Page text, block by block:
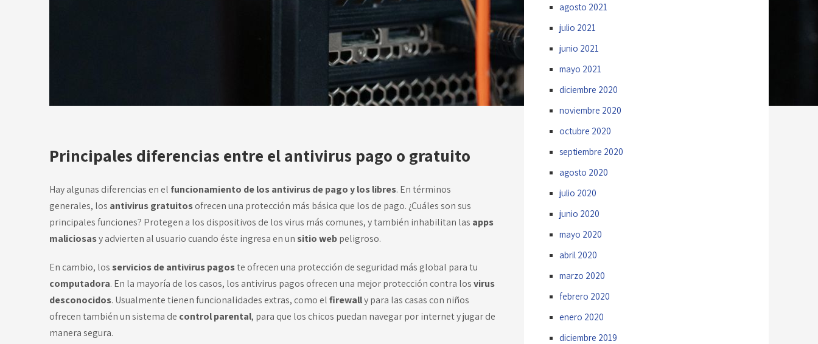
Principales diferencias entre el antivirus pago o gratuito
Hay algunas diferencias en el funcionamiento de los antivirus de pago y los libres. En términos
generales, los antivirus gratuitosofrecen una protección más básica que los de pago. ¿Cuáles son sus
principales funciones? Protegen a los dispositivos de los virus más comunes, y también inhabilitan las apps
maliciosasy advierten al usuario cuando éste ingresa en un sitio webpeligroso.
En cambio, los servicios de antivirus pagoste ofrecen una protección de seguridad más global para tu
computadora. En la mayoría de los casos, los antivirus pagos ofrecen una mejor protección contra losvirus
desconocidos. Usualmente tienen funcionalidades extras, como elfirewally para las casas con niños
ofrecen también un sistema de control parental, para que los chicos puedan navegar por internet y jugar de
manera segura.
agosto 2021
julio 2021
junio 2021
mayo 2021
diciembre 2020
noviembre 2020
octubre 2020
septiembre 2020
agosto 2020
julio 2020
junio 2020
mayo 2020
abril 2020
marzo 2020
febrero 2020
enero 2020
diciembre 2019